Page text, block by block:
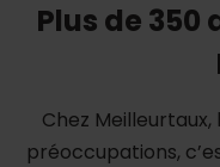
Plus de
Chez
préoccupations,